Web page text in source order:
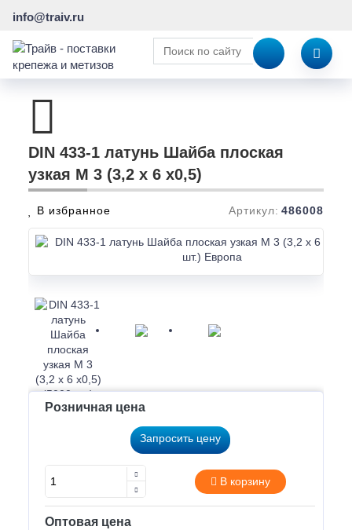
info@traiv.ru
DIN 433-1 латунь Шайба плоская
узкая M 3 (3,2 x 6 x0,5)
В избранное Артикул: 486008
Розничная цена
Запросить цену
В корзину
Оптовая цена